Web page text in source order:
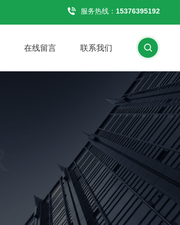
服务热线： 15376395192
在线留言 联系我们